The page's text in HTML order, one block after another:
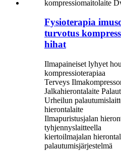
Fysioterapia
turvotus
hihat
Ilmapaineiset lyhyet
kompressioterapiaa
Terveys
Jalkahierontalaite
Urheilun
hierontalaite
Ilmapuristusjalan
tyhjennyslaitteella
kiertoilmajalan
palautumisjärjestelmä